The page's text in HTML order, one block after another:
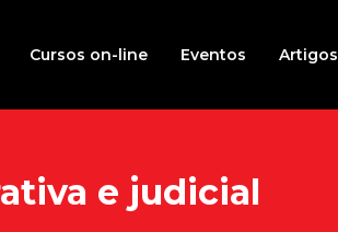
Cursos on-line Eventos Artigos
e judicial